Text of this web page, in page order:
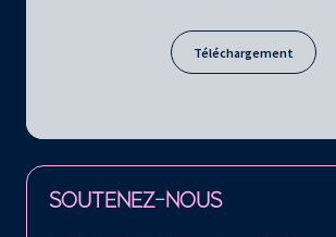
Téléchargement
SOUTENEZ-NOUS
Retrouvez la Philharmonie de Paris sur